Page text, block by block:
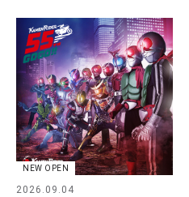
NEW OPEN
2026.09.04